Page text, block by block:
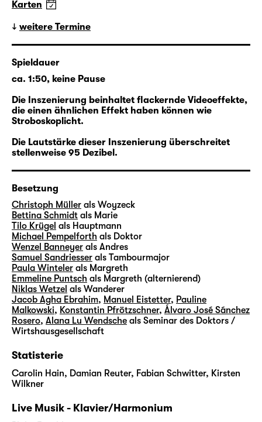
Der Fall Woyzeck
In Kooperation mit dem Schauspiel Leipzig
folgt ein Rundgang des Stadtgeschichtlichen
Museums Leipzig den Spuren und Stationen
des historischen Woyzeck in der Stadt.
mehr lesen
Karten
weitere Termine
Spieldauer
ca. 1:50, keine Pause
Die Inszenierung beinhaltet flackernde Videoeffekte,
die einen ähnlichen Effekt haben können wie
Stroboskoplicht.
Die Lautstärke dieser Inszenierung überschreitet
stellenweise 95 Dezibel.
Besetzung
Christoph Müller als Woyzeck
Bettina Schmidt als Marie
Tilo Krügel als Hauptmann
Michael Pempelforth als Doktor
Wenzel Banneyer als Andres
Samuel Sandriesser als Tambourmajor
Paula Winteler als Margreth
Emmeline Puntsch als Margreth (alternierend)
Niklas Wetzel als Wanderer
Jacob Agha Ebrahim, Manuel Eistetter, Pauline
Malkowski, Konstantin Pfrötzschner, Álvaro José Sánchez
Rosero, Alana Lu Wendsche als Seminar des Doktors /
Wirtshausgesellschaft
Statisterie
Carolin Hain, Damian Reuter, Fabian Schwitter, Kirsten
Wilkner
Live Musik - Klavier/Harmonium